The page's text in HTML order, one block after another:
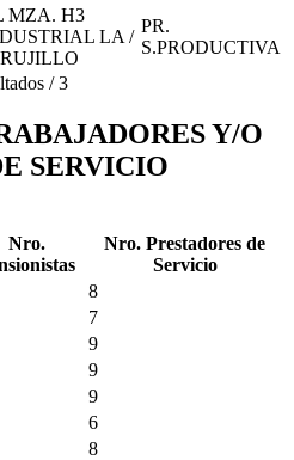
MZA. H3
LA /
PR.
S.PRODUCTIVA
/3
Y/O
SERVICIO
Nro.
Nro. Prestadores de
Servicio
8
7
9
9
9
6
8